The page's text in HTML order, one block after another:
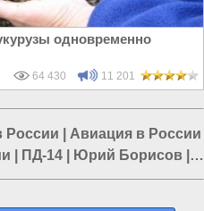
одновременно
64 430 11 201
России
Авиация в России
ПД-14 Юрий Борисов